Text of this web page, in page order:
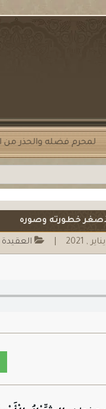
شهر الله المحرم فضله
خطورته وصوره
, 2021 العقيدة